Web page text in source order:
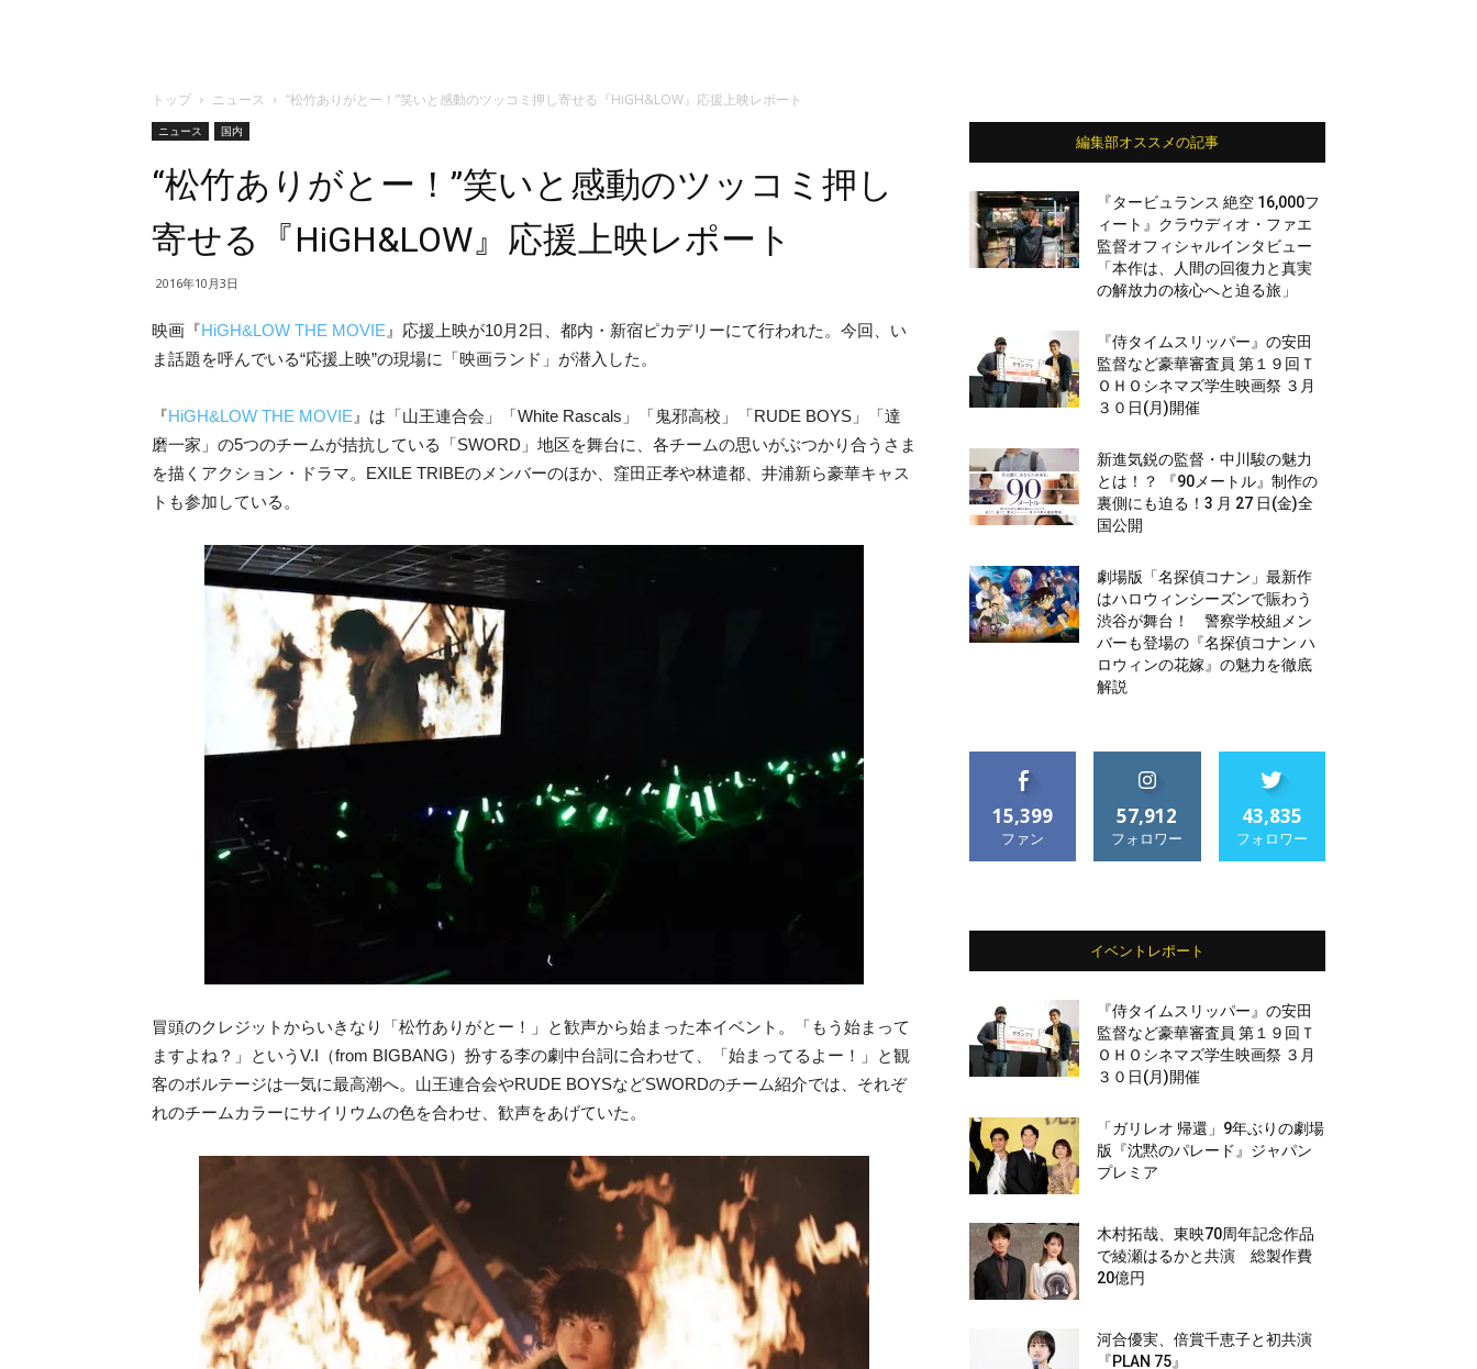
トップ ニュース “松竹ありがとー！”笑いと感動のツッコミ押し寄せる『HiGH&LOW』応援上映レポート
ニュース 国内
“松竹ありがとー！”笑いと感動のツッコミ押し
寄せる『HiGH&LOW』応援上映レポート
2016年10月3日
映画『HiGH&LOW THE MOVIE 』応援上映が10月2日、都内・新宿ピカデリーにて行われた。今回、い
ま話題を呼んでいる“応援上映”の現場に「映画ランド」が潜入した。
『HiGH&LOW THE MOVIE 』は「山王連合会」「White Rascals」「鬼邪高校」「RUDE BOYS」「達
磨一家」の5つのチームが拮抗している「SWORD」地区を舞台に、各チームの思いがぶつかり合うさま
を描くアクション・ドラマ。EXILE TRIBEのメンバーのほか、窪田正孝や林遣都、井浦新ら豪華キャス
トも参加している。
冒頭のクレジットからいきなり「松竹ありがとー！」と歓声から始まった本イベント。「もう始まって
ますよね？」というV.I（from BIGBANG）扮する李の劇中台詞に合わせて、「始まってるよー！」と観
客のボルテージは一気に最高潮へ。山王連合会やRUDE BOYSなどSWORDのチーム紹介では、それぞ
れのチームカラーにサイリウムの色を合わせ、歓声をあげていた。
編集部オススメの記事
『タービュランス 絶空 16,000フ
ィート』クラウディオ・ファエ
監督オフィシャルインタビュー
「本作は、人間の回復力と真実
の解放力の核心へと迫る旅」
『侍タイムスリッパー』の安田
監督など豪華審査員 第１９回Ｔ
ＯＨＯシネマズ学生映画祭 ３月
３０日(月)開催
新進気鋭の監督・中川駿の魅力
とは！？ 『90メートル』制作の
裏側にも迫る！3 月 27 日(金)全
国公開
劇場版「名探偵コナン」最新作
はハロウィンシーズンで賑わう
渋谷が舞台！ 警察学校組メン
バーも登場の『名探偵コナン ハ
ロウィンの花嫁』の魅力を徹底
解説
15,399
ファン
57,912
フォロワー
43,835
フォロワー
イベントレポート
『侍タイムスリッパー』の安田
監督など豪華審査員 第１９回Ｔ
ＯＨＯシネマズ学生映画祭 ３月
３０日(月)開催
「ガリレオ 帰還」9年ぶりの劇場
版『沈黙のパレード』ジャパン
プレミア
木村拓哉、東映70周年記念作品
で綾瀬はるかと共演 総製作費
20億円
河合優実、倍賞千恵子と初共演
『PLAN 75』